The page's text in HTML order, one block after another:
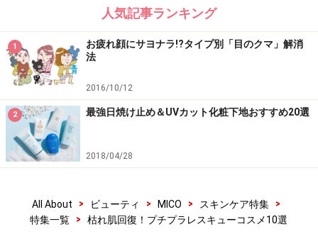
人気記事ランキング
1
お疲れ顔にサヨナラ!?タイプ別「目のクマ」解消
法
2016/10/12
2 最強日焼け止め＆UVカット化粧下地おすすめ20選
2018/04/28
All About > ビューティ > MICO > スキンケア特集
>
特集一覧
> 枯れ肌回復！プチプラレスキューコスメ10選